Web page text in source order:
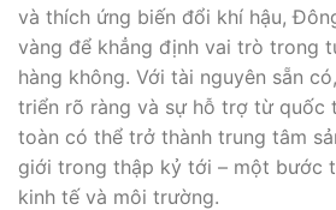
và thích ứng biến đổi khí hậu,
vàng để khẳng định vai trò trong
hàng không. Với tài nguyên sẵn
triển rõ ràng và sự hỗ trợ từ quốc
toàn có thể trở thành trung tâm
giới trong thập kỷ tới – một bước
kinh tế và môi trường.